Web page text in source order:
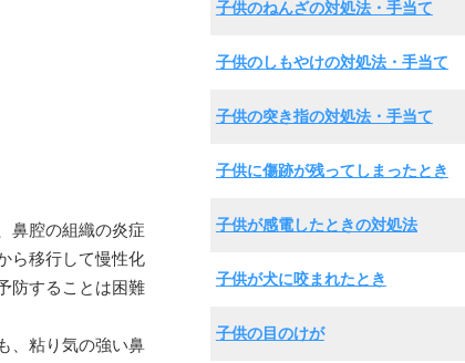
鼻腔の組織の炎症
ら移行して慢性化
防することは困難
、粘り気の強い鼻
子供のねんざの対処法・手当て
子供のしもやけの対処法・手当て
子供の突き指の対処法・手当て
子供に傷跡が残ってしまったとき
子供が感電したときの対処法
子供が犬に咬まれたとき
子供の目のけが